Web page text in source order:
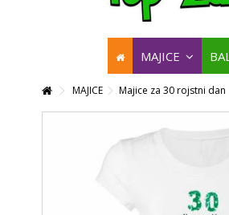
MAJICE
MAJICE Majice za 30 rojstni dan